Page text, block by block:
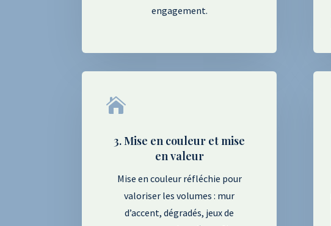
engagement.

3. Mise en couleur et mise
en valeur
Mise en couleur réfléchie pour
valoriser les volumes : mur
d’accent, dégradés, jeux de